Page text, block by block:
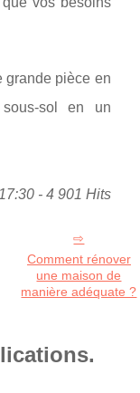
ріèсе en
sol еn un
- 4 901 Hits
Comment rénover
une maison de
manière adéquate ?